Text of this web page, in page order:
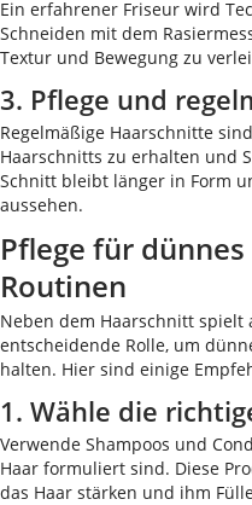
Ein erfahrener Friseur wird
Schneiden mit dem
Textur und Bewegung zu
3. Pflege und
Regelmäßige Haarschnitte
Haarschnitts zu erhalten und
Schnitt bleibt länger in Form
aussehen.
Pflege für
Routinen
Neben dem Haarschnitt spielt
entscheidende Rolle, um
halten. Hier sind einige
1. Wähle die
Verwende Shampoos und
Haar formuliert sind. Diese
das Haar stärken und ihm